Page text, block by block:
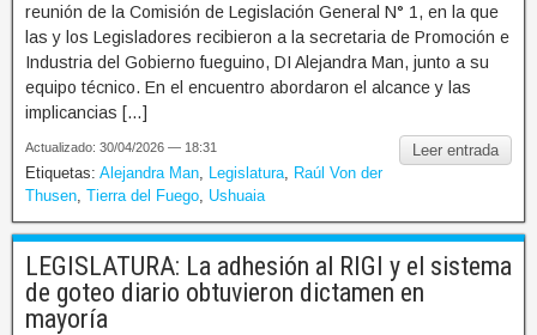
reunión de la Comisión de Legislación General N° 1, en la que
las y los Legisladores recibieron a la secretaria de Promoción e
Industria del Gobierno fueguino, DI Alejandra Man, junto a su
equipo técnico. En el encuentro abordaron el alcance y las
implicancias […]
Leer entrada
Actualizado: 30/04/2026 — 18:31
Etiquetas: Alejandra Man Legislatura
Raúl Von der
Thusen Tierra del Fuego Ushuaia
LEGISLATURA: La adhesión al RIGI y el sistema
de goteo diario obtuvieron dictamen en
mayoría